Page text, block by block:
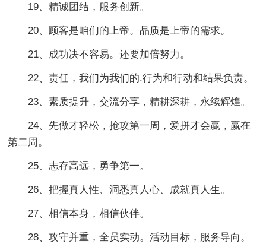
19、精诚团结，服务创新。
20、顾客是咱们的上帝。品质是上帝的需求。
21、成功决不容易。还要加倍努力。
22、责任，我们为我们的.行为和行动和结果负责。
23、素质提升，交流分享，精耕深耕，永续辉煌。
24、先做才轻松，抢攻第一周，爱拼才会赢，赢在
第二周。
25、志存高远，勇争第一。
26、把握真人性、洞悉真人心、成就真人生。
27、相信本身，相信伙伴。
28、攻守并重，全员实动。活动目标，服务导向。